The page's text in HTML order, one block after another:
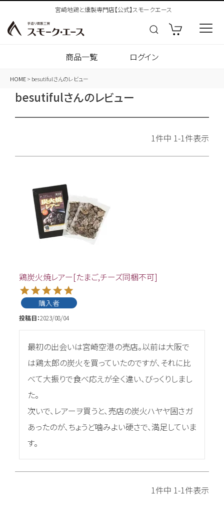
宮崎地鶏と燻製専門店【公式】スモークエース
商品一覧 ログイン
HOME besutifulさんのレビュー
besutifulさんのレビュー
1 件中 1-1 件表示
鶏炭火焼レアー[たまご,チーズ同梱不可]
購入者
投稿日 2023/08/04
最初の出会いは宮崎空港の売店。以前は大阪で
は鶏太郎の炭火を買っていたのですが、それに比
べて大振りで食べ応えが全く違い、びっくりしまし
た。
次いで、レアーヲ買うと、売店の炭火ハヤヤ固さガ
あったのが、ちょうど噛みよい硬さで、満足していま
す。
1 件中 1-1 件表示